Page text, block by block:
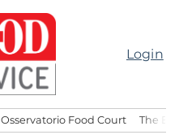
Login
Osservatorio Food Court The